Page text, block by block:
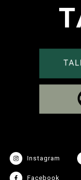
Instagram
Facebook